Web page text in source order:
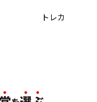
トレカ